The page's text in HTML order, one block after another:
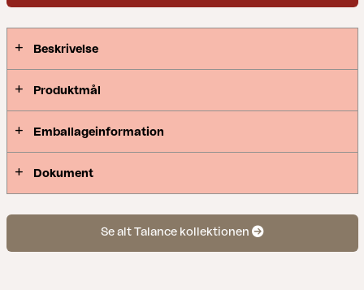
Beskrivelse
Produktmål
Emballageinformation
Dokument
Se alt Talance kollektionen